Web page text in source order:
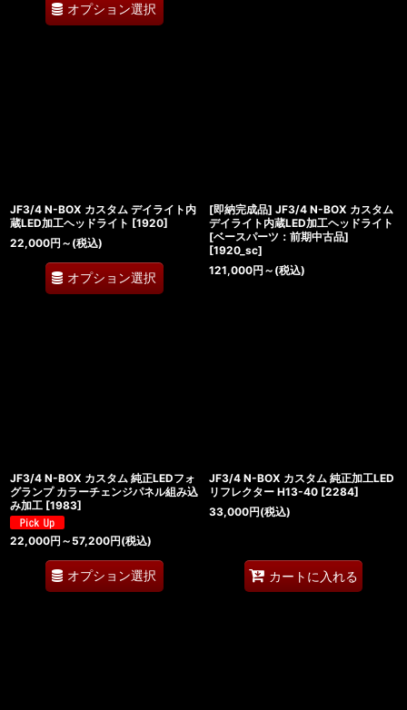
オプション選択
JF3/4 N-BOX カスタム デイライト内
蔵LED加工ヘッドライト [1920]
22,000円 ～ (税込)
オプション選択
[即納完成品] JF3/4 N-BOX カスタム
デイライト内蔵LED加工ヘッドライト
[ベースパーツ：前期中古品]
[1920_sc]
121,000円 ～ (税込)
JF3/4 N-BOX カスタム 純正LEDフォ
グランプ カラーチェンジパネル組み込
み加工 [1983]
22,000円 ～57,200円(税込)
オプション選択
JF3/4 N-BOX カスタム 純正加工LED
リフレクター H13-40 [2284]
33,000円(税込)
カートに入れる